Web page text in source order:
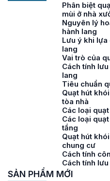
Phân biệt
mùi ở nhà
Nguyên lý
hành lang
Lưu ý khi lựa
lang
Vai trò của
Cách tính
lang
Tiêu chuẩn
Quạt hút
tòa nhà
Các loại
Các loại
tầng
Quạt hút
chung cư
Cách tính
Cách tính
SẢN PHẨM MỚI